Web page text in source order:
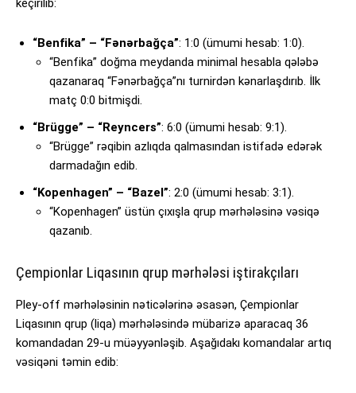
“Benfika” – “Fənərbağça”: 1:0 (ümumi hesab: 1:0).
“Benfika” doğma meydanda minimal hesabla qələbə
qazanaraq “Fənərbağça”nı turnirdən kənarlaşdırıb. İlk
matç 0:0 bitmişdi.
“Brügge” – “Reyncers”: 6:0 (ümumi hesab: 9:1).
“Brügge” rəqibin azlıqda qalmasından istifadə edərək
darmadağın edib.
“Kopenhagen” – “Bazel”: 2:0 (ümumi hesab: 3:1).
“Kopenhagen” üstün çıxışla qrup mərhələsinə vəsiqə
qazanıb.
Çempionlar Liqasının qrup mərhələsi iştirakçıları
Pley-off mərhələsinin nəticələrinə əsasən, Çempionlar
Liqasının qrup (liqa) mərhələsində mübarizə aparacaq 36
komandadan 29-u müəyyənləşib. Aşağıdakı komandalar artıq
vəsiqəni təmin edib: